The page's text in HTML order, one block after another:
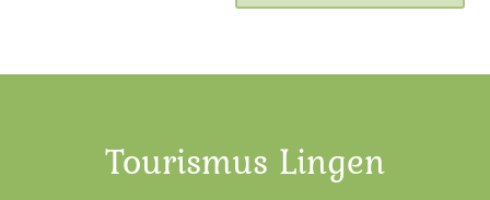
Tourismus Lingen